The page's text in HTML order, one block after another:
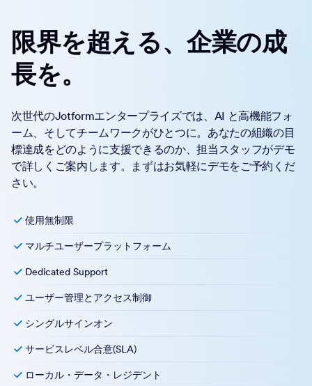
限界を超える、企業の成
長を。
次世代のJotformエンタープライズでは、AI と高機能フォ
ーム、そしてチームワークがひとつに。あなたの組織の目
標達成をどのように支援できるのか、担当スタッフがデモ
で詳しくご案内します。まずはお気軽にデモをご予約くだ
さい。
使用無制限
マルチユーザープラットフォーム
Dedicated Support
ユーザー管理とアクセス制御
シングルサインオン
サービスレベル合意(SLA)
ローカル・データ・レジデント